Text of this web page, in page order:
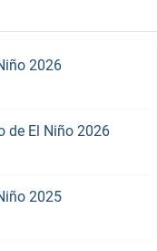
2026
de El Niño 2026
2025